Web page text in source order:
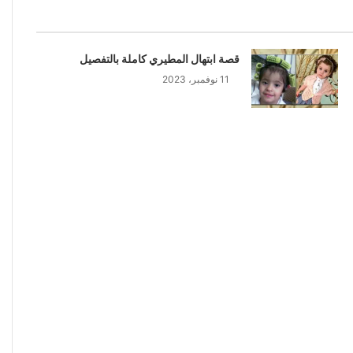
قصة ابتهال المطيري كاملة بالتفصيل
11 نوفمبر، 2023